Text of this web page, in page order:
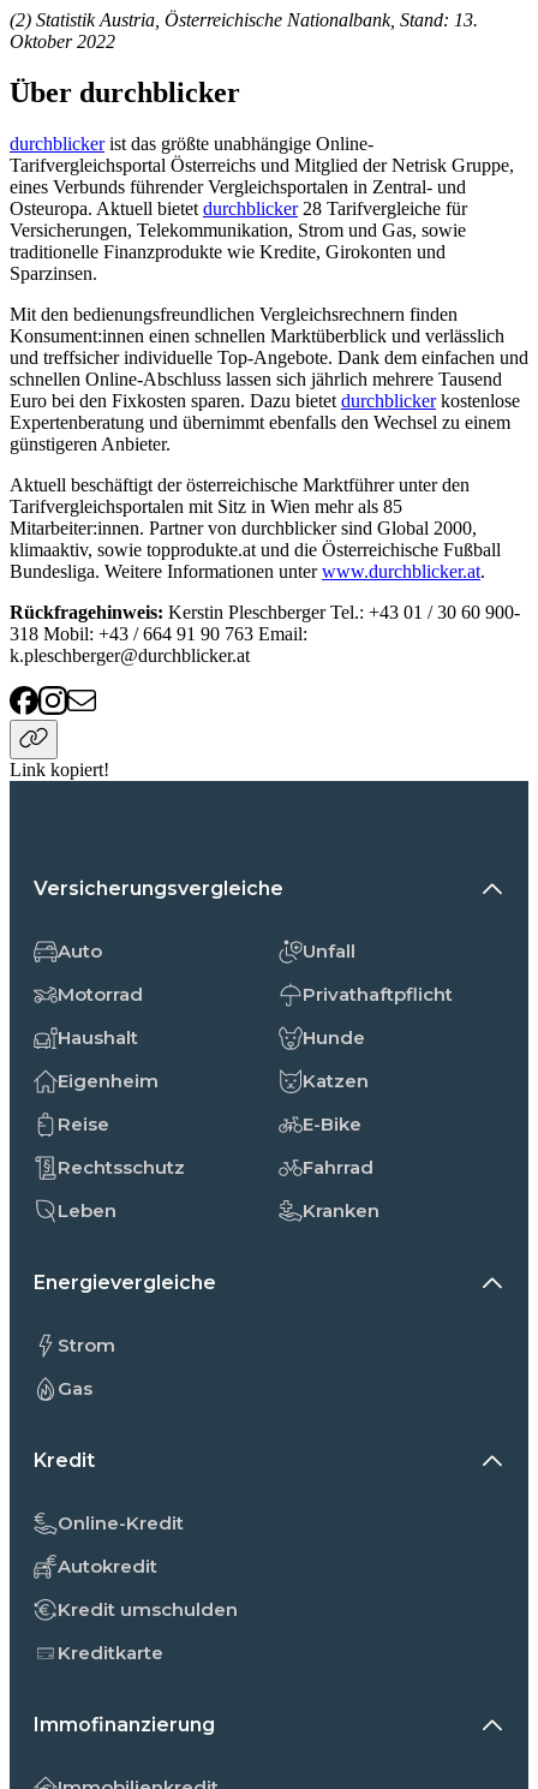
(2) Statistik Austria, Österreichische Nationalbank, Stand: 13.
Oktober 2022
Über durchblicker
durchblickerist das größte unabhängige Online-
Tarifvergleichsportal Österreichs und Mitglied der Netrisk Gruppe,
eines Verbunds führender Vergleichsportalen in Zentral- und
Osteuropa. Aktuell bietet durchblicker28 Tarifvergleiche für
Versicherungen, Telekommunikation, Strom und Gas, sowie
traditionelle Finanzprodukte wie Kredite, Girokonten und
Sparzinsen.
Mit den bedienungsfreundlichen Vergleichsrechnern finden
Konsument:innen einen schnellen Marktüberblick und verlässlich
und treffsicher individuelle Top-Angebote. Dank dem einfachen und
schnellen Online-Abschluss lassen sich jährlich mehrere Tausend
Euro bei den Fixkosten sparen. Dazu bietet durchblickerkostenlose
Expertenberatung und übernimmt ebenfalls den Wechsel zu einem
günstigeren Anbieter.
Aktuell beschäftigt der österreichische Marktführer unter den
Tarifvergleichsportalen mit Sitz in Wien mehr als 85
Mitarbeiter:innen. Partner von durchblicker sind Global 2000,
klimaaktiv, sowie topprodukte.at und die Österreichische Fußball
Bundesliga. Weitere Informationen unterwww.durchblicker.at.
Rückfragehinweis: Kerstin Pleschberger Tel.: +43 01 / 30 60 900-
318 Mobil: +43 / 664 91 90 763 Email:
k.pleschberger@durchblicker.at
Link kopiert!
Versicherungsvergleiche
Auto
Motorrad
Haushalt
Eigenheim
Reise
Rechtsschutz
Leben
Unfall
Privathaftpflicht
Hunde
Katzen
E-Bike
Fahrrad
Kranken
Energievergleiche
Strom
Gas
Kredit
Online-Kredit
Autokredit
Kredit umschulden
Kreditkarte
Immofinanzierung